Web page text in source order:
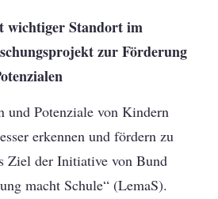
wichtiger Standort im
zur Förderung
und Potenziale von Kindern
erkennen und fördern zu
Ziel der Initiative von Bund
macht Schule“ (LemaS).